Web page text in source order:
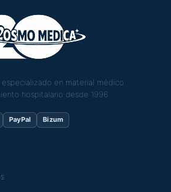
especializado en material médico
hospitalario desde 1996.
PayPal Bizum